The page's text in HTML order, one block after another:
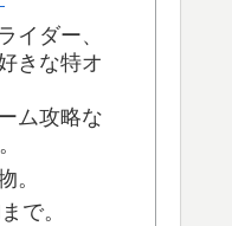
イダー、
きな特オ
ム攻略な
。
で。